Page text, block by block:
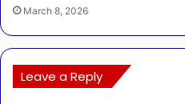
March 8, 2026
Leave a Reply